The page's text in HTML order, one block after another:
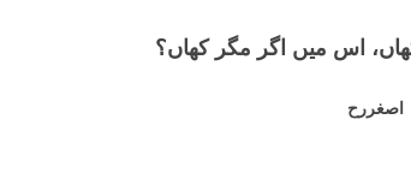
اس میں اگر مگر كھاں؟
اصغررح